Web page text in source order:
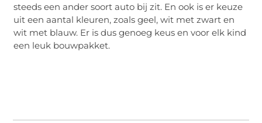
steeds een ander soort auto bij zit. En ook is er keuze
uit een aantal kleuren, zoals geel, wit met zwart en
wit met blauw. Er is dus genoeg keus en voor elk kind
een leuk bouwpakket.